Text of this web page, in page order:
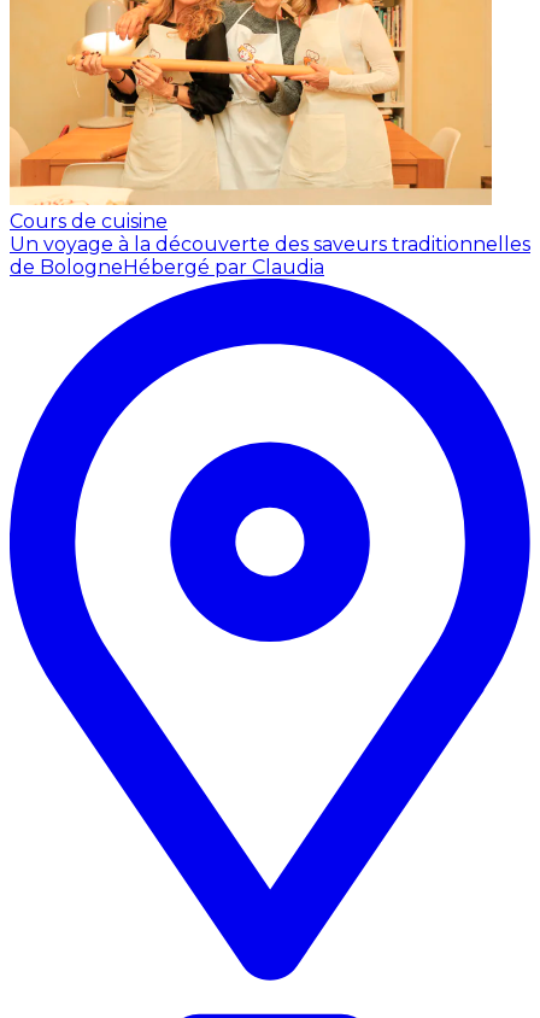
Cours de cuisine
Un voyage à la découverte des saveurs traditionnelles
de BologneHébergé par Claudia